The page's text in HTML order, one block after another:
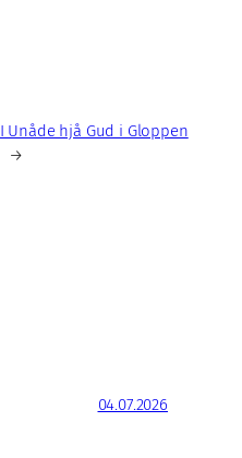
I Unåde hjå Gud i Gloppen
→
04.07.2026